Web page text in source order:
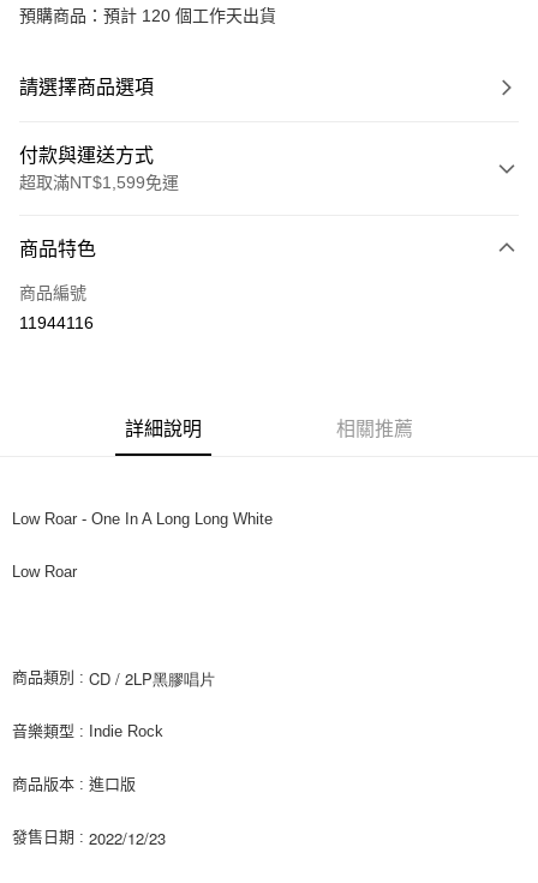
預購商品：預計 120 個工作天出貨
請選擇商品選項
付款與運送方式
超取滿NT$1,599免運
信用卡一次付款
超商取貨付款
相關說明
AFTEE先享後付是「在收到商品之後才付款」的支付方式。 讓您購物簡單
【「AFTEE先享後付」結帳流程】
結帳頁面，進行簡訊認證並確認金額後，即可完成結帳。
３．收到繳費通知簡訊後14天內，點擊此簡訊中的連結，可透過四大超商／
購買商品的店家。未經商家同意取消之訂單仍視為有效，需透過AFTEE先享
每筆NT$60，滿NT$1,599(含以上)免運費
付款後全家取貨
每筆NT$60，滿NT$1,599(含以上)免運費
商品特色
商品編號
11944116
詳細說明 相關推薦
Low Roar - One In A Long Long White
Low Roar
商品類別 : CD / 2LP黑膠唱片
音樂類型 : Indie Rock
商品版本 : 進口版
發售日期 : 2022/12/23